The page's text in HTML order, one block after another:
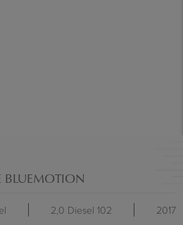
BLUEMOTION
2,0 Diesel 102 2017